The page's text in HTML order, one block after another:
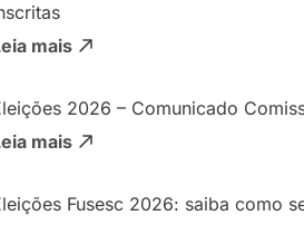
mais
2026 – Comunicado
mais
Fusesc 2026: saiba como